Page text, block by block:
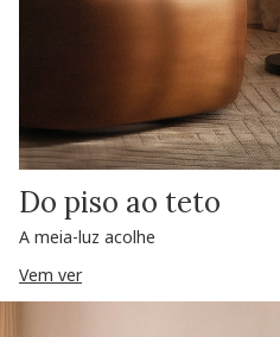
Do piso ao teto
A meia-luz acolhe
Vem ver